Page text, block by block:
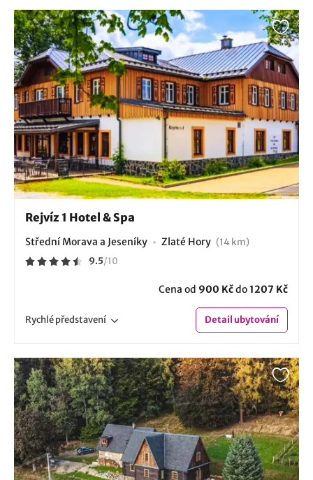
Rejvíz 1 Hotel & Spa
Střední Morava a Jeseníky Zlaté Hory (14 km)
9.5/10
Cena od 900 Kčdo1207 Kč
Rychlépředstavení Detailubytování